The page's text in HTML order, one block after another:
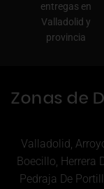
entregas en
Valladolid y
provincia
Zonas de
Valladolid,
Boecillo, Herrera
Pedraja De